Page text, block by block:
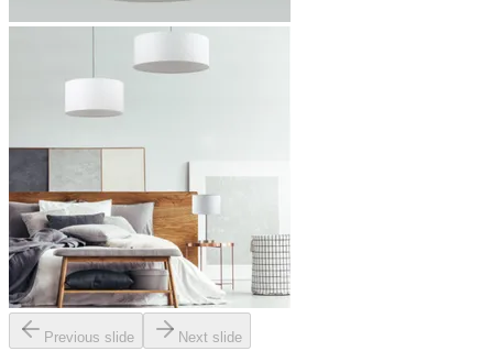
Previous slide Next slide